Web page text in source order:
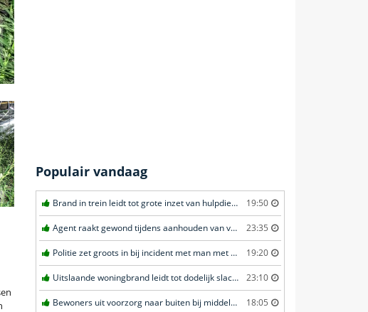
Populair vandaag
Brand in trein leidt tot grote inzet van hulpdiensten in Amersfoort 19:50
Agent raakt gewond tijdens aanhouden van verdachte in Amsterdam 23:35
Politie zet groots in bij incident met man met verward gedrag in Leeuwarden 19:20
Uitslaande woningbrand leidt tot dodelijk slachtoffer in Rotterdam 23:10
Bewoners uit voorzorg naar buiten bij middelbrand in flatwoning in Leeuwarden 18:05